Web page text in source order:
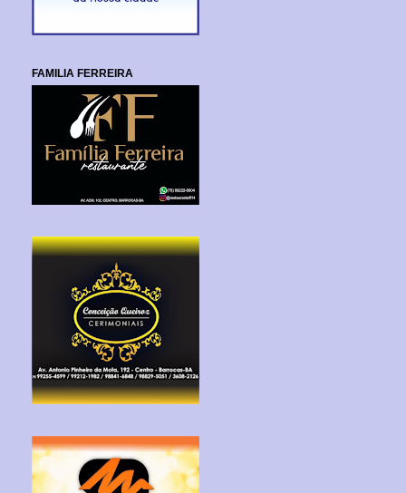
FAMILIA FERREIRA